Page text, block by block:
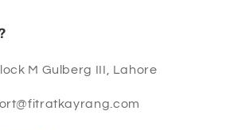
M Gulberg III, Lahore